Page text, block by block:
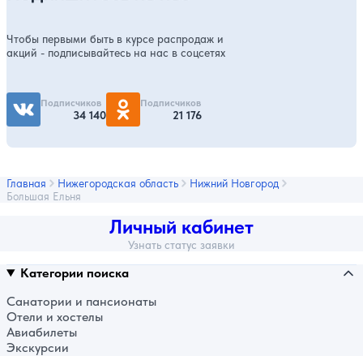
Чтобы первыми быть в курсе распродаж и
акций - подписывайтесь на нас в соцсетях
Подписчиков
34 140
Подписчиков
21 176
Главная Нижегородская область
Нижний Новгород
Большая Ельня
Личный кабинет
Узнать статус заявки
Категории поиска
Санатории и пансионаты
Отели и хостелы
Авиабилеты
Экскурсии